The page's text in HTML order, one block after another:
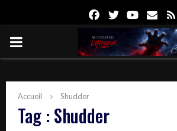
FacebookTwitterYoutube
Email
PRIMARY
Accueil Shudder
Tag : Shudder